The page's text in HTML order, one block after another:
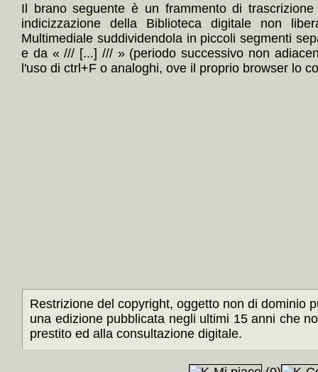
Il brano seguente è un frammento di
indicizzazione della Biblioteca digitale non
Multimediale suddividendola in piccoli segmenti
e da « /// [...] /// » (periodo successivo non
l'uso di ctrl+F o analoghi, ove il proprio browser lo
Restrizione del copyright, oggetto non di dominio
una edizione pubblicata negli ultimi 15 anni che
prestito ed alla consultazione digitale.